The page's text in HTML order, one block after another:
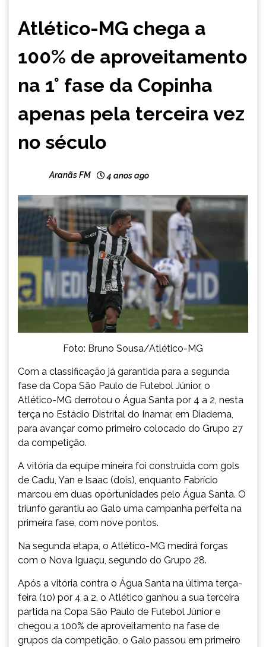
Atlético-MG chega a
100% de aproveitamento
na 1° fase da Copinha
apenas pela terceira vez
no século
Aranãs FM 4 anos ago
Foto: Bruno Sousa/Atlético-MG
Com a classificação já garantida para a segunda
fase da Copa São Paulo de Futebol Júnior, o
Atlético-MG derrotou o Água Santa por 4 a 2, nesta
terça no Estádio Distrital do Inamar, em Diadema,
para avançar como primeiro colocado do Grupo 27
da competição.
A vitória da equipe mineira foi construída com gols
de Cadu, Yan e Isaac (dois), enquanto Fabrício
marcou em duas oportunidades pelo Água Santa. O
triunfo garantiu ao Galo uma campanha perfeita na
primeira fase, com nove pontos.
Na segunda etapa, o Atlético-MG medirá forças
com o Nova Iguaçu, segundo do Grupo 28.
Após a vitória contra o Água Santa na última terça-
feira (10) por 4 a 2, o Atlético ganhou a sua terceira
partida na Copa São Paulo de Futebol Júnior e
chegou a 100% de aproveitamento na fase de
grupos da competição, o Galo passou em primeiro